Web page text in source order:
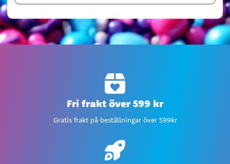
Fri frakt över 599 kr
Gratis frakt på beställningar över 599kr